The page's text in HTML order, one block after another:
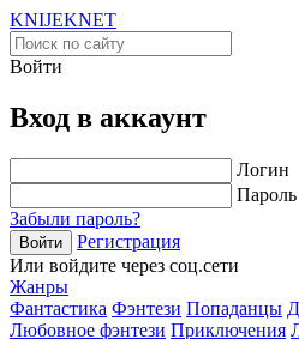
KNIJEKNET
Войти
Вход в аккаунт
Логин
Пароль
Забыли пароль?
Войти
Регистрация
Или войдите через соц.сети
Жанры
Фантастика Фэнтези Попаданцы
Любовное фэнтези Приключения